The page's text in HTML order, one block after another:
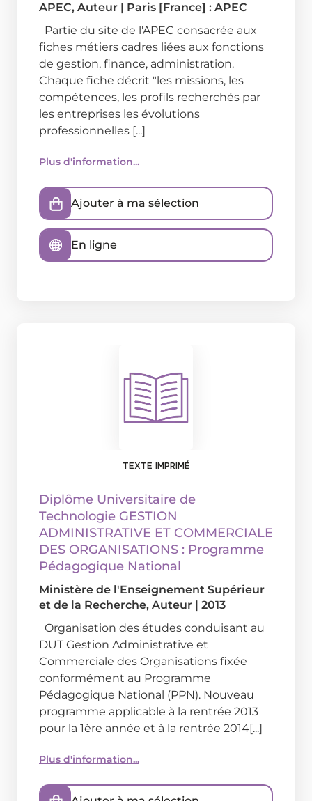
APEC, Auteur | Paris [France] : APEC
Partie du site de l'APEC consacrée aux
fiches métiers cadres liées aux fonctions
de gestion, finance, administration.
Chaque fiche décrit "les missions, les
compétences, les profils recherchés par
les entreprises les évolutions
professionnelles [...]
Plus d'information...
Ajouter à ma sélection
En ligne
TEXTE IMPRIMÉ
Diplôme Universitaire de
Technologie GESTION
ADMINISTRATIVE ET COMMERCIALE
DES ORGANISATIONS : Programme
Pédagogique National
Ministère de l'Enseignement Supérieur
et de la Recherche, Auteur | 2013
Organisation des études conduisant au
DUT Gestion Administrative et
Commerciale des Organisations fixée
conformément au Programme
Pédagogique National (PPN). Nouveau
programme applicable à la rentrée 2013
pour la 1ère année et à la rentrée 2014[...]
Plus d'information...